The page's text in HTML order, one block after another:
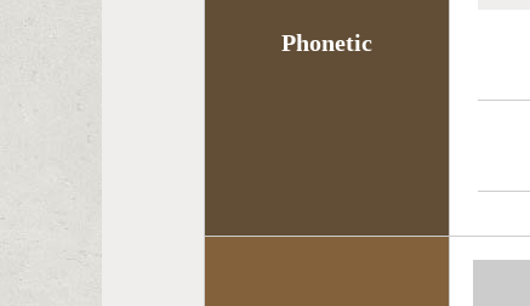
Phonetic